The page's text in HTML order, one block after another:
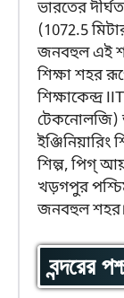
ভারতের
(1072.5
জনবহুল এই
শিক্ষা শহর
শিক্ষাকেন্দ্র
টেকনোলজি)
ইঞ্জিনিয়ারিং
শিল্প, পিগ্‌
খড়গপুর
জনবহুল শহর।
বন্দরের